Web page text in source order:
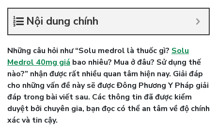
Nội dung chính
Những câu hỏi như “Solu medrol là thuốc gì? Solu
Medrol 40mg giá bao nhiêu? Mua ở đâu? Sử dụng thế
nào?” nhận được rất nhiều quan tâm hiện nay. Giải đáp
cho những vấn đề này sẽ được Đông Phương Y Pháp giải
đáp trong bài viết sau. Các thông tin đã được kiểm
duyệt bởi chuyên gia, bạn đọc có thể an tâm về độ chính
xác và tin cậy.